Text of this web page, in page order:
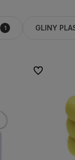
1 GLINY
Do ulubionych